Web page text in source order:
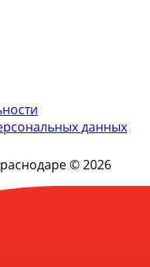
данных
© 2026